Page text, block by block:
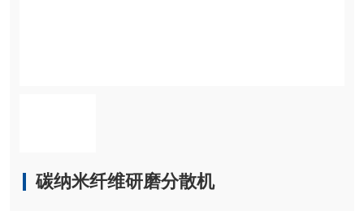
碳纳米纤维研磨分散机